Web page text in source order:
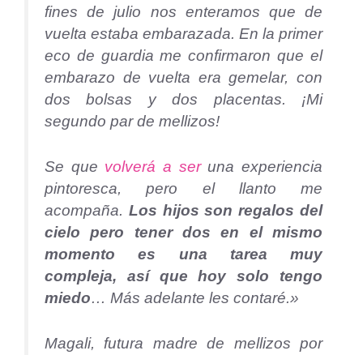
fines de julio nos enteramos que de
vuelta estaba embarazada. En la primer
eco de guardia me confirmaron que el
embarazo de vuelta era gemelar, con
dos bolsas y dos placentas. ¡Mi
segundo par de mellizos!
Se que volverá a seruna experiencia
pintoresca, pero el llanto me
acompaña. Los hijos son regalos del
cielo pero tener dos en el mismo
momento es una tarea muy
compleja, así que hoy solo tengo
miedo… Más adelante les contaré.»
Magali, futura madre de mellizos por